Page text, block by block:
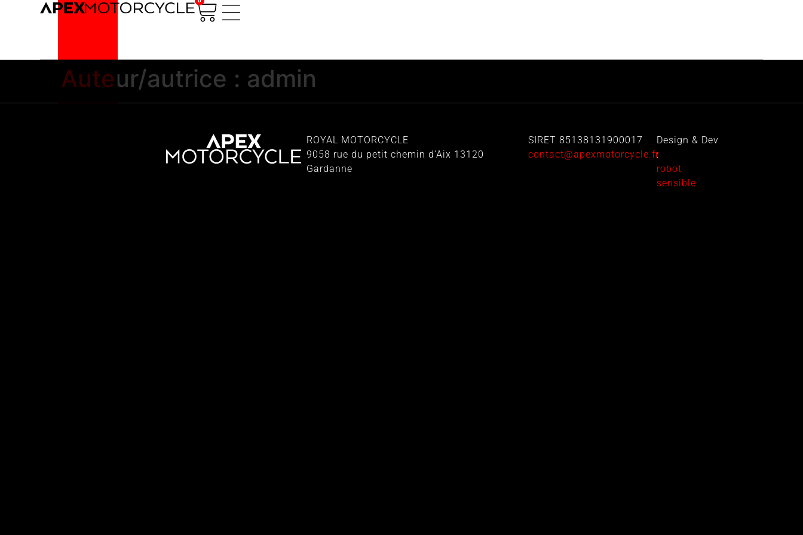
Auteur/autrice : admin
ROYAL MOTORCYCLE
9058 rue du petit chemin d’Aix 13120
Gardanne
SIRET 85138131900017
contact@apexmotorcycle.fr
Design & Dev
:
robot
sensible